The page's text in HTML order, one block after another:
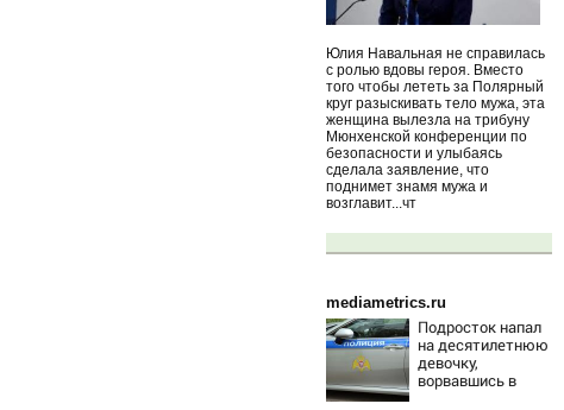
Юлия Навальная не справилась
с ролью вдовы героя. Вместо
того чтобы лететь за Полярный
круг разыскивать тело мужа, эта
женщина вылезла на трибуну
Мюнхенской конференции по
безопасности и улыбаясь
сделала заявление, что
поднимет знамя мужа и
возглавит...чт
mediametrics.ru
Подросток напал
на десятилетнюю
девочку,
ворвавшись в